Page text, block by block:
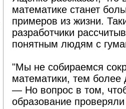
математике станет
примеров из жизни.
разработчики
понятным людям с
"Мы не собираемся
математики, тем
— Но вопрос в том,
образование